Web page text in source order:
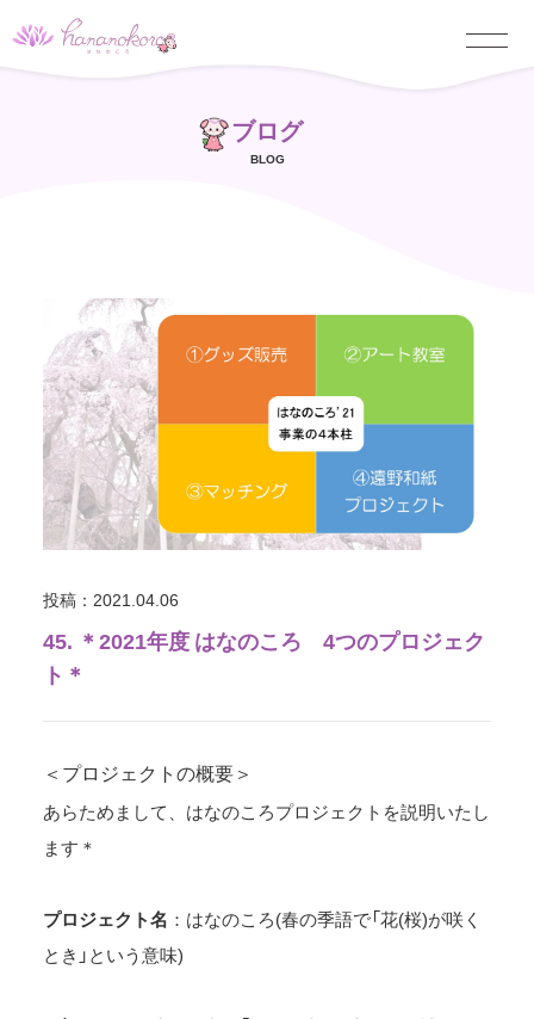
ブログ
BLOG
投稿：2021.04.06
45. ＊2021年度 はなのころ 4つのプロジェク
ト＊
＜プロジェクトの概要＞
あらためまして、はなのころプロジェクトを説明いたし
ます＊
プロジェクト名 ：はなのころ(春の季語で「花(桜)が咲く
とき」という意味)